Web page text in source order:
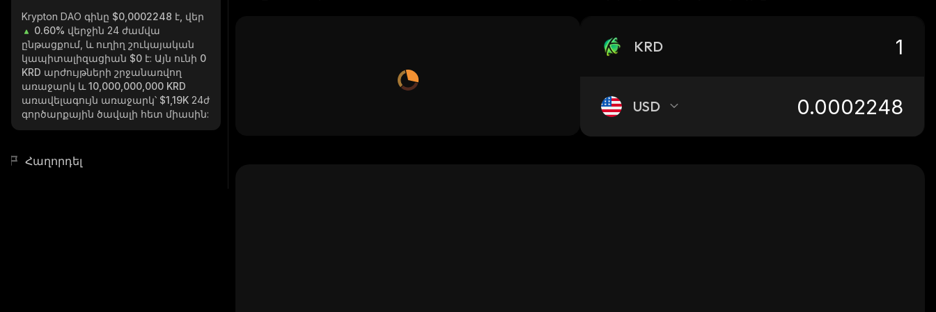
Krypton DAO գինը $0,0002248 է, վեր
0.60% վերջին 24 ժամվա
ընթացքում, և ուղիղ շուկայական
կապիտալիզացիան $0 է: Այն ունի 0
KRD արժույթների շրջանառվող
առաջարկ և 10,000,000,000 KRD
առավելագույն առաջարկ՝ $1,19K 24ժ
գործարքային ծավալի հետ միասին:
Հաղորդել
KRD
USD